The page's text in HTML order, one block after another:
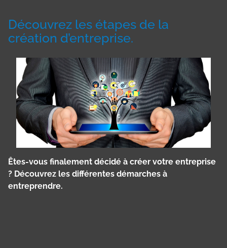
Découvrez les étapes de la
création d’entreprise.
Êtes-vous finalement décidé à créer votre entreprise
? Découvrez les différentes démarches à
entreprendre.